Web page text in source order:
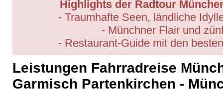
Highlights der Radtour
- Traumhafte Seen, ländliche
- Münchner Flair und
- Restaurant-Guide mit den
Leistungen Fahrradreise
Garmisch Partenkirchen -